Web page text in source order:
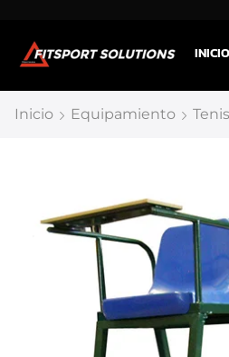
INICIO
Inicio Equipamiento Tenis